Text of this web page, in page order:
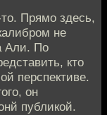
Прямо здесь,
не
Али. По
кто
перспективе.
он
публикой.